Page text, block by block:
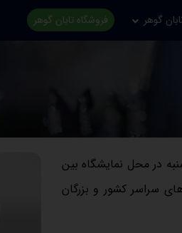
گوهر فروشگاه تابان گوهر
در محل نمایشگاه بین
سراسر کشور و بزرگان